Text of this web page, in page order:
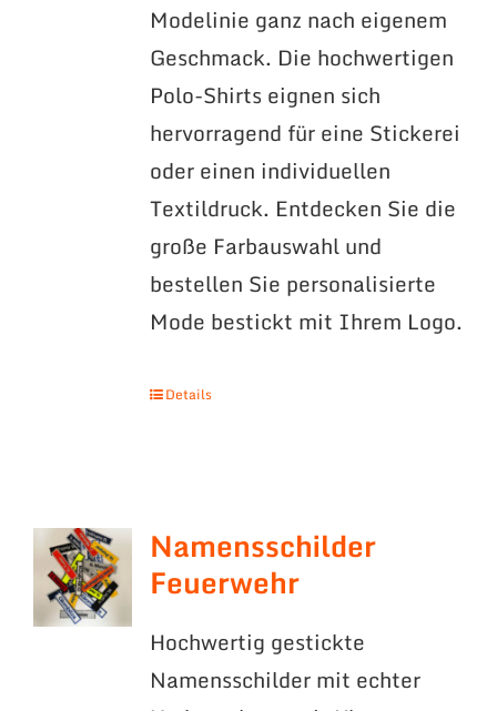
Modelinie ganz nach eigenem
Geschmack. Die hochwertigen
Polo-Shirts eignen sich
hervorragend für eine Stickerei
oder einen individuellen
Textildruck. Entdecken Sie die
große Farbauswahl und
bestellen Sie personalisierte
Mode bestickt mit Ihrem Logo.
Details
Namensschilder
Feuerwehr
Hochwertig gestickte
Namensschilder mit echter